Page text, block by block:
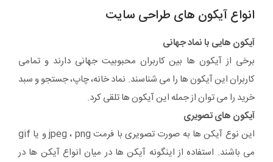
انواع آیکون های طراحی سایت
آیکون هایی با نماد جهانی
برخی از آیکون ها بین کاربران محبوبیت جهانی دارند و تمامی
کاربران این آیکون ها را می شناسند. نماد خانه، چاپ، جستجو و سبد
خرید را می توان از جمله این آیکون ها تلقی کرد.
آیکون های تصویری
این نوع آیکن ها به صورت تصویری با فرمت jpeg ، png و یا gif
می باشند. استفاده از اینگونه آیکن ها در میان انواع آیکن ها در